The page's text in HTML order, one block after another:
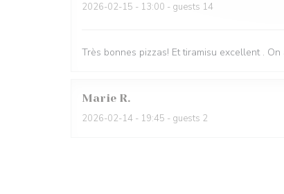
2026-02-15 - 13:00 - guests 14
Très bonnes pizzas! Et tiramisu excellent .
Marie R
2026-02-14 - 19:45 - guests 2